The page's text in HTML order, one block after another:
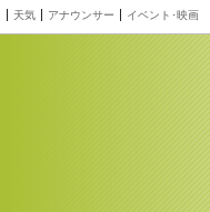
天気 アナウンサー イベント･映画